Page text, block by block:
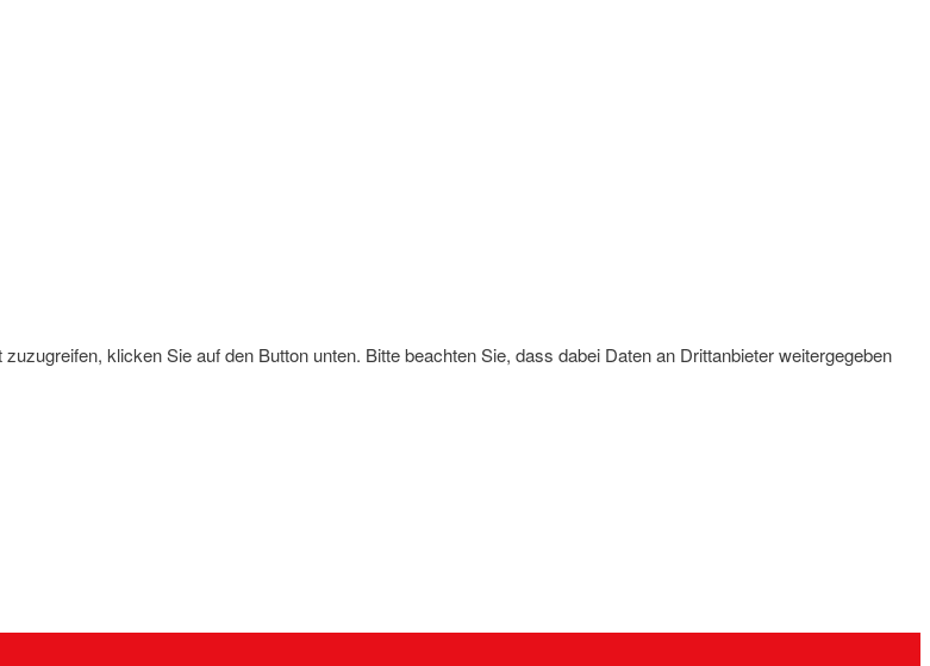
klicken Sie auf den Button unten. Bitte beachten Sie, dass dabei Daten an Drittanbieter weitergegeben